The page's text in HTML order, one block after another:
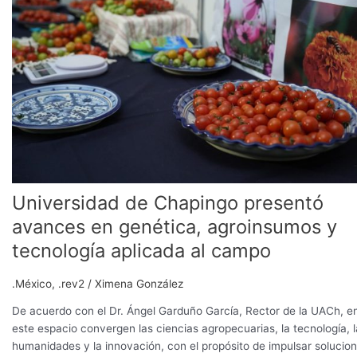
Universidad de Chapingo presentó
avances en genética, agroinsumos y
tecnología aplicada al campo
.México, .rev2 / Ximena González
De acuerdo con el Dr. Ángel Garduño García, Rector de la UACh,
este espacio convergen las ciencias agropecuarias, la tecnología,
humanidades y la innovación, con el propósito de impulsar
presentó
avances
en
genética,
agroinsumos
y
tecnología
aplicada